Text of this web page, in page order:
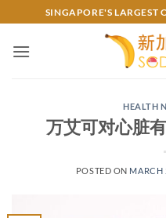
to
content
SINGAPORE'S LARGEST
HEALTH
万艾可对心脏
POSTED ON MARCH